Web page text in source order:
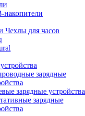
накопители
Чехлы для часов
зарядные
зарядные устройства
зарядные